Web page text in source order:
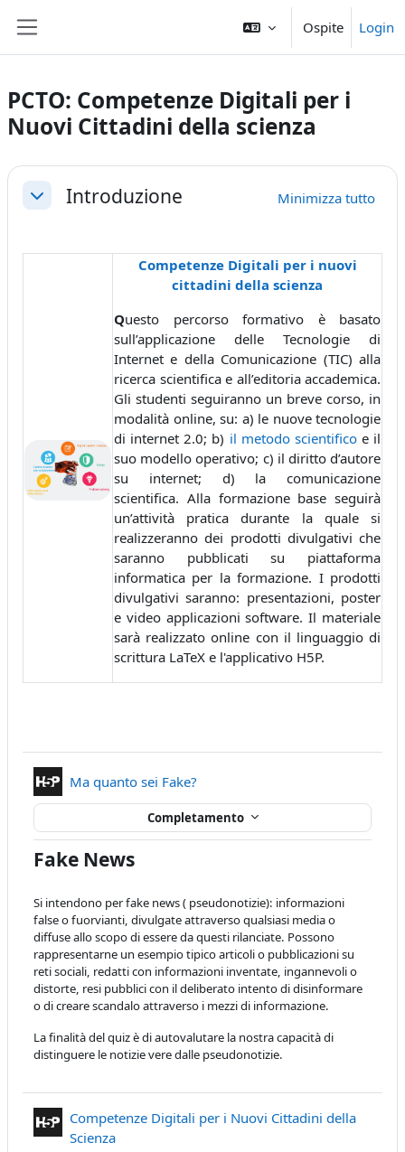
Ospite Login
PCTO: Competenze Digitali per i
Nuovi Cittadini della scienza
Schema della sezione
MinimizzaIntroduzione Minimizza tutto
Competenze Digitali per i nuovi
cittadini della scienza
Questo percorso formativo è basato
sull’applicazione delle Tecnologie di
Internet e della Comunicazione (TIC) alla
ricerca scientifica e all’editoria accademica.
Gli studenti seguiranno un breve corso, in
modalità online, su: a) le nuove tecnologie
di internet 2.0; b) il metodo scientificoe il
suo modello operativo; c) il diritto d’autore
su internet; d) la comunicazione
scientifica. Alla formazione base seguirà
un’attività pratica durante la quale si
realizzeranno dei prodotti divulgativi che
saranno pubblicati su piattaforma
informatica per la formazione. I prodotti
divulgativi saranno: presentazioni, poster
e video applicazioni software. Il materiale
sarà realizzato online con il linguaggio di
scrittura LaTeX e l'applicativo H5P.
Ma quanto sei Fake?
Completamento
Fake News
Si intendono per fake news ( pseudonotizie): informazioni
false o fuorvianti, divulgate attraverso qualsiasi media o
diffuse allo scopo di essere da questi rilanciate. Possono
rappresentarne un esempio tipico articoli o pubblicazioni su
reti sociali, redatti con informazioni inventate, ingannevoli o
distorte, resi pubblici con il deliberato intento di disinformare
o di creare scandalo attraverso i mezzi di informazione.
La finalità del quiz è di autovalutare la nostra capacità di
distinguere le notizie vere dalle pseudonotizie.
Competenze Digitali per i Nuovi Cittadini della
ScienzaContenuto Interattivo